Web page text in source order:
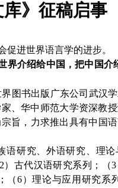
库》征稿启事
进世界语言学的进步。
界介绍给中国，把中国介
图书出版广东公司武汉
、华中师范大学资深教授
宗旨，力求推出具有中国
语研究、外语研究、理
古代汉语研究系列；（
6）理论与应用研究系